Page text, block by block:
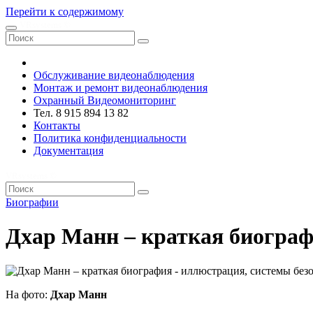
Перейти к содержимому
Обслуживание видеонаблюдения
Монтаж и ремонт видеонаблюдения
Охранный Видеомониторинг
Тел. 8 915 894 13 82
Контакты
Политика конфиденциальности
Документация
Биографии
Дхар Манн – краткая
На фото: Дхар Манн